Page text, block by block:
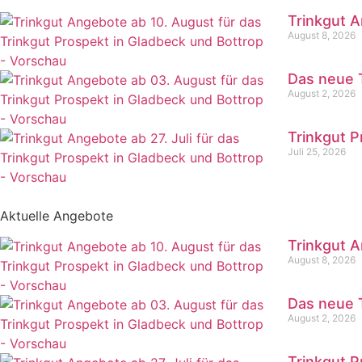
Trinkgut
August 8, 2026
Das neue
August 2, 2026
Trinkgut
Juli 25, 2026
Aktuelle Angebote
Trinkgut
August 8, 2026
Das neue
August 2, 2026